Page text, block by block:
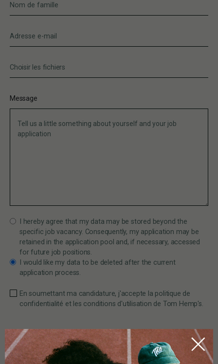
Choisir les fichiers
I hereby agree that my data may be stored beyond the
specific job vacancy. Consequently, my application may be
retained in the application pool and, if necessary, accessed
for future job positions.
I would like my data to be deleted after the current
application process.
En soumettant ma candidature, j'accepte la politique de
confidentialité et les conditions d'utilisation de Tom Hemp's.
Message
POSTER LE COMMENTAIRE